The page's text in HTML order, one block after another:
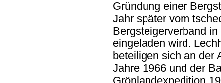
Gründung einer
Jahr später vom
Bergsteigerverband in
eingeladen wird.
beteiligen sich an der
Jahre 1966 und der
Grönlandexpedition